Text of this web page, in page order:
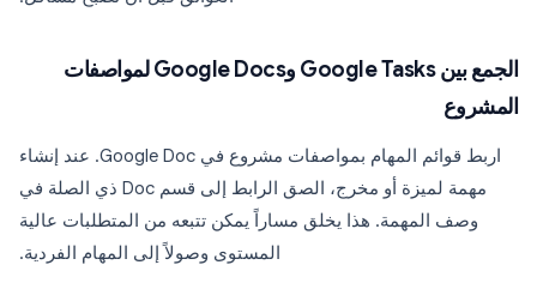
الجمع بين Google Tasks وGoogle Docs لمواصفات
المشروع
اربط قوائم المهام بمواصفات مشروع في Google Doc. عند إنشاء
مهمة لميزة أو مخرج، الصق الرابط إلى قسم Doc ذي الصلة في
وصف المهمة. هذا يخلق مساراً يمكن تتبعه من المتطلبات عالية
المستوى وصولاً إلى المهام الفردية.